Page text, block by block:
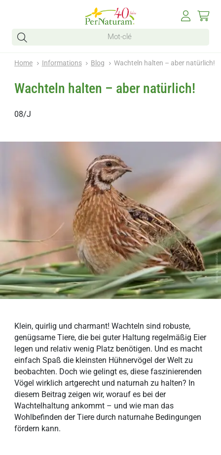
Home Informations Blog Wachteln halten – aber natürlich!
Wachteln halten – aber natürlich!
08/J
Klein, quirlig und charmant! Wachteln sind robuste,
genügsame Tiere, die bei guter Haltung regelmäßig Eier
legen und relativ wenig Platz benötigen. Und es macht
einfach Spaß die kleinsten Hühnervögel der Welt zu
beobachten. Doch wie gelingt es, diese faszinierenden
Vögel wirklich artgerecht und naturnah zu halten? In
diesem Beitrag zeigen wir, worauf es bei der
Wachtelhaltung ankommt – und wie man das
Wohlbefinden der Tiere durch naturnahe Bedingungen
fördern kann.